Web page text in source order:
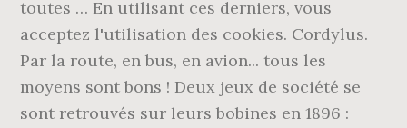
toutes … En utilisant ces derniers, vous
acceptez l'utilisation des cookies. Cordylus.
Par la route, en bus, en avion... tous les
moyens sont bons ! Deux jeux de société se
sont retrouvés sur leurs bobines en 1896 :